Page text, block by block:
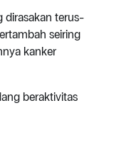
dirasakan terus-
seiring
kanker
beraktivitas